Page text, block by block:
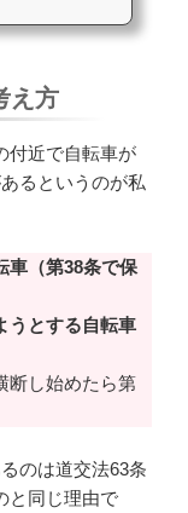
え方
付近で自転車が
るというのが私
車（第38条で保
うとする自転車
断し始めたら第
のは道交法63条
と同じ理由で